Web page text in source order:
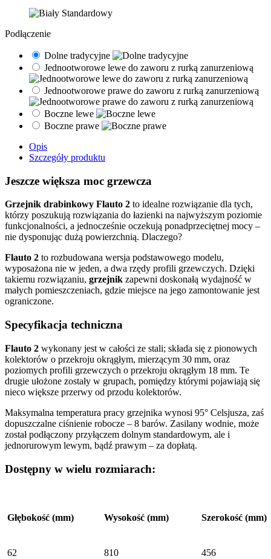
Podłączenie
Dolne tradycyjne
Jednootworowe lewe do zaworu z rurką zanurzeniową
Jednootworowe prawe do zaworu z rurką zanurzeniową
Boczne lewe
Boczne prawe
Opis
Szczegóły produktu
Jeszcze większa moc grzewcza
Grzejnik drabinkowy Flauto 2 to idealne rozwiązanie dla tych,
którzy poszukują rozwiązania do łazienki na najwyższym poziomie
funkcjonalności, a jednocześnie oczekują ponadprzeciętnej mocy –
nie dysponując dużą powierzchnią. Dlaczego?
Flauto 2 to rozbudowana wersja podstawowego modelu,
wyposażona nie w jeden, a dwa rzędy profili grzewczych. Dzięki
takiemu rozwiązaniu, grzejnik zapewni doskonałą wydajność w
małych pomieszczeniach, gdzie miejsce na jego zamontowanie jest
ograniczone.
Specyfikacja techniczna
Flauto 2 wykonany jest w całości ze stali; składa się z pionowych
kolektorów o przekroju okrągłym, mierzącym 30 mm, oraz
poziomych profili grzewczych o przekroju okrągłym 18 mm. Te
drugie ułożone zostały w grupach, pomiędzy którymi pojawiają się
nieco większe przerwy od przodu kolektorów.
Maksymalna temperatura pracy grzejnika wynosi 95° Celsjusza, zaś
dopuszczalne ciśnienie robocze – 8 barów. Zasilany wodnie, może
został podłączony przyłączem dolnym standardowym, ale i
jednorurowym lewym, bądź prawym – za dopłatą.
Dostępny w wielu rozmiarach:
Głębokość (mm) Wysokość (mm) Szerokość (mm)
62 810 456